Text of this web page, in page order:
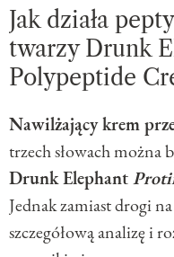
Jak działa
twarzy Drunk
Polypeptide
Nawilżający krem
trzech słowach można
Drunk Elephant
Jednak zamiast drogi
szczegółową analizę i